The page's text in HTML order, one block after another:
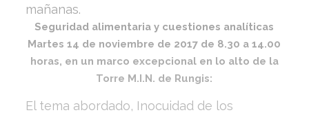
mañanas.
Seguridad alimentaria y cuestiones analíticas
Martes 14 de noviembre de 2017 de 8.30 a 14.00
horas, en un marco excepcional en lo alto de la
Torre M.I.N. de Rungis:
El tema abordado, Inocuidad de los